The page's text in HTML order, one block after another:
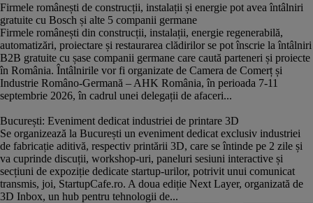
Firmele românești de construcții, instalații și energie pot avea întâlniri
gratuite cu Bosch și alte 5 companii germane
Firmele românești din construcții, instalații, energie regenerabilă,
automatizări, proiectare și restaurarea clădirilor se pot înscrie la întâlniri
B2B gratuite cu șase companii germane care caută parteneri și proiecte
în România. Întâlnirile vor fi organizate de Camera de Comerț și
Industrie Româno-Germană – AHK România, în perioada 7-11
septembrie 2026, în cadrul unei delegații de afaceri...
București: Eveniment dedicat industriei de printare 3D
Se organizează la București un eveniment dedicat exclusiv industriei
de fabricație aditivă, respectiv printării 3D, care se întinde pe 2 zile și
va cuprinde discuții, workshop-uri, paneluri sesiuni interactive și
secțiuni de expoziție dedicate startup-urilor, potrivit unui comunicat
transmis, joi, StartupCafe.ro. A doua ediție Next Layer, organizată de
3D Inbox, un hub pentru tehnologii de...